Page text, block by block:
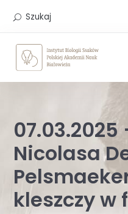
Szukaj
Nicolasa
kleszczy w